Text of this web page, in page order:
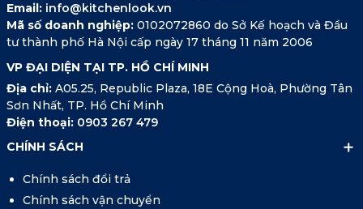
Email: info@kitchenlook.vn
Mã số doanh nghiệp:0102072860 do Sở Kế hoạch và Đầu
tư thành phố Hà Nội cấp ngày 17 tháng 11 năm 2006
VP ĐẠI DIỆN TẠI TP. HỒ CHÍ MINH
Địa chỉ: A05.25, Republic Plaza, 18E Cộng Hoà, Phường Tân
Sơn Nhất, TP. Hồ Chí Minh
Điện thoại: 0903 267 479
CHÍNH SÁCH
Chính sách đổi trả
Chính sách vận chuyển